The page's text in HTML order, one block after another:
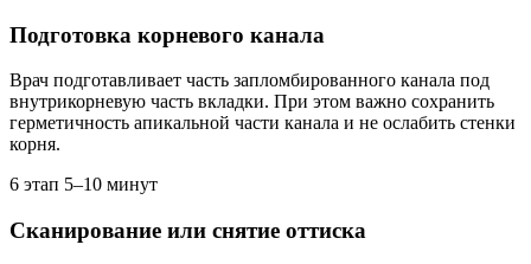
Подготовка корневого канала
Врач подготавливает часть запломбированного канала под
внутрикорневую часть вкладки. При этом важно сохранить
герметичность апикальной части канала и не ослабить стенки
корня.
6 этап 5–10 минут
Сканирование или снятие оттиска